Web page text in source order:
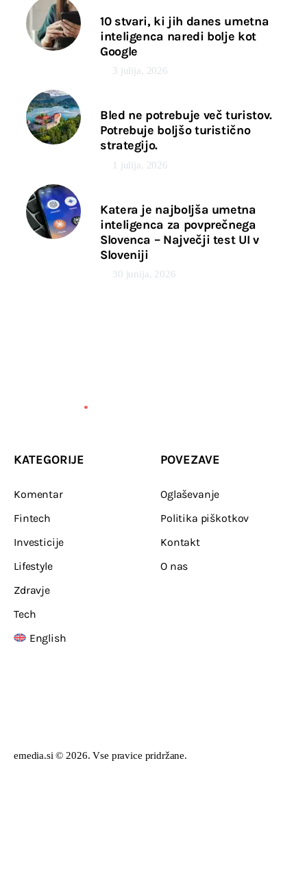
10 stvari, ki jih danes umetna
inteligenca naredi bolje kot
Google
3 julija, 2026
Bled ne potrebuje več turistov.
Potrebuje boljšo turistično
strategijo.
1 julija, 2026
Katera je najboljša umetna
inteligenca za povprečnega
Slovenca – Največji test UI v
Sloveniji
30 junija, 2026
KATEGORIJE
Komentar
Fintech
Investicije
Lifestyle
Zdravje
Tech
English
POVEZAVE
Oglaševanje
Politika piškotkov
Kontakt
O nas
emedia.si © 2026. Vse pravice pridržane.